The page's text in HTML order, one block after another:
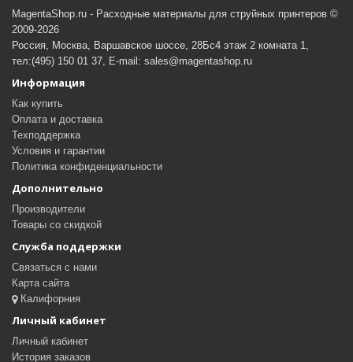
MagentaShop.ru - Расходные материалы для струйных принтеров ©
2009-2026
Россия, Москва, Варшавское шоссе, 28Бс4 этаж 2 комната 1,
тел:(495) 150 01 37, E-mail: sales@magentashop.ru
Информация
Как купить
Оплата и доставка
Техподдержка
Условия и гарантии
Политика конфиденциальности
Дополнительно
Производители
Товары со скидкой
Служба поддержки
Связаться с нами
Карта сайта
Калифорния
Личный кабинет
Личный кабинет
История заказов